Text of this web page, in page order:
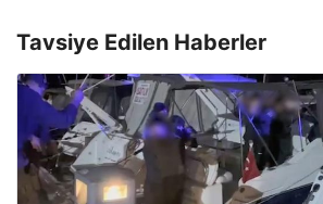
Tavsiye Edilen Haberler